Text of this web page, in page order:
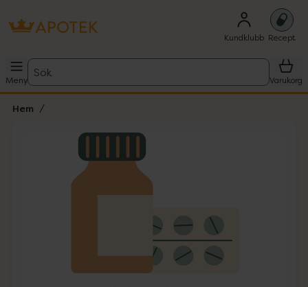
Kundklubb Recept
Meny
Sök
Varukorg
Hem
Lista: . Innehåller 1 objekt.